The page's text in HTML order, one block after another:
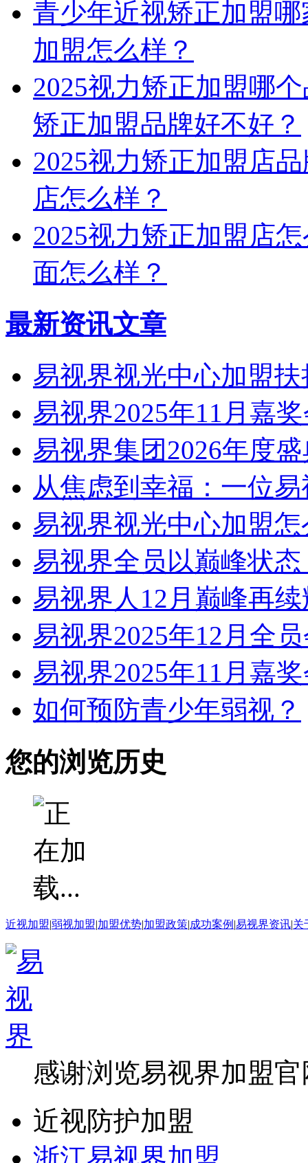
青少年近视矫正加盟
加盟怎么样？
2025视力矫正加盟哪
矫正加盟品牌好不好？
2025视力矫正加盟店
店怎么样？
2025视力矫正加盟店
面怎么样？
最新资讯文章
易视界视光中心加盟
易视界2025年11月嘉
易视界集团2026年度
从焦虑到幸福：一位
易视界视光中心加盟
易视界全员以巅峰状
易视界人12月巅峰再
易视界2025年12月全
易视界2025年11月嘉
如何预防青少年弱视？
您的浏览历史
近视加盟|弱视加盟|加盟优势|加盟政策|成功案例 |易视界资讯|关
感谢浏览易视界加盟官
近视防护加盟